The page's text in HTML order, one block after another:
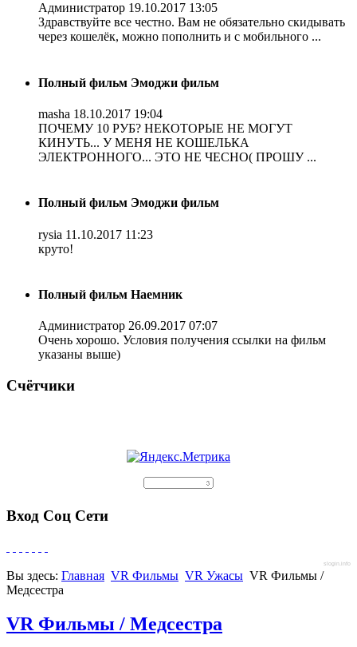
Администратор 19.10.2017 13:05
Здравствуйте все честно. Вам не обязательно скидывать
через кошелёк, можно пополнить и с мобильного ...
Полный фильм Эмоджи фильм
masha 18.10.2017 19:04
ПОЧЕМУ 10 РУБ? НЕКОТОРЫЕ НЕ МОГУТ
КИНУТЬ... У МЕНЯ НЕ КОШЕЛЬКА
ЭЛЕКТРОННОГО... ЭТО НЕ ЧЕСНО( ПРОШУ ...
Полный фильм Эмоджи фильм
rysia 11.10.2017 11:23
круто!
Полный фильм Наемник
Администратор 26.09.2017 07:07
Очень хорошо. Условия получения ссылки на фильм
указаны выше)
Счётчики
Вход Соц Сети
slogin.info
Вы здесь: Главная VR Фильмы VR Ужасы VR Фильмы /
Медсестра
VR Фильмы / Медсестра